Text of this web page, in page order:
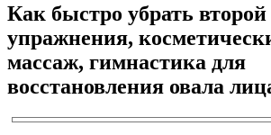
Как быстро убрать второй
упражнения,
массаж, гимнастика для
восстановления овала